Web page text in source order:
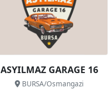
ASYILMAZ GARAGE 16
BURSA/Osmangazi